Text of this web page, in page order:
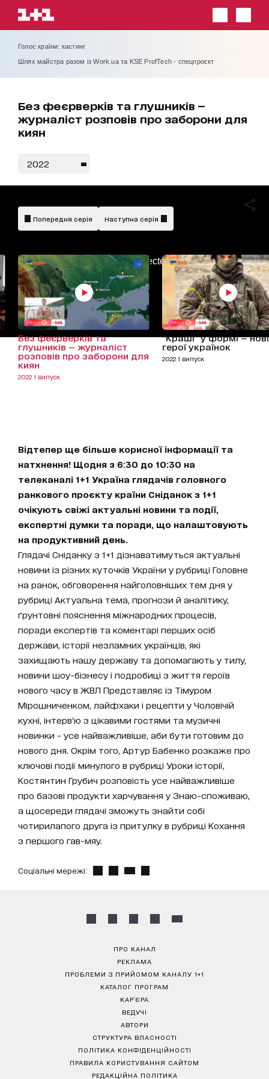
Голос країни: кастинг
Шлях майстра разом із Work.ua та KSE ProfTech - спецпроєкт
Без феєрверків та глушників —
журналіст розповів про заборони для
киян
2022
AdBlockDetected!
Попередня серія Наступна серія
Без феєрверків та
глушників — журналіст
розповів про заборони для
киян
2022 1 випуск
“Краші” у формі — нові
герої українок
2022 1 випуск
Відтепер ще більше корисної інформації та
натхнення! Щодня з 6:30 до 10:30 на
телеканалі 1+1 Україна глядачів головного
ранкового проєкту країни Сніданок з 1+1
очікують свіжі актуальні новини та події,
експертні думки та поради, що налаштовують
на продуктивний день.
Глядачі Сніданку з 1+1 дізнаватимуться актуальні
новини із різних куточків України у рубриці Головне
на ранок, обговорення найголовніших тем дня у
рубриці Актуальна тема, прогнози й аналітику,
ґрунтовні пояснення міжнародних процесів,
поради експертів та коментарі перших осіб
держави, історії незламних українців, які
захищають нашу державу та допомагають у тилу,
новини шоу-бізнесу і подробиці з життя героїв
нового часу в ЖВЛ Представляє із Тімуром
Мірошниченком, лайфхаки і рецепти у Чоловічій
кухні, інтерв’ю з цікавими гостями та музичні
новинки - усе найважливіше, аби бути готовим до
нового дня. Окрім того, Артур Бабенко розкаже про
ключові події минулого в рубриці Уроки історії,
Костянтин Грубич розповість усе найважливіше
про базові продукти харчування у Знаю-споживаю,
а щосереди глядачі зможуть знайти собі
чотирилапого друга із притулку в рубриці Кохання
з першого гав-мяу.
Соціальні мережі:
ПРО КАНАЛ
РЕКЛАМА
ПРОБЛЕМИ З ПРИЙОМОМ КАНАЛУ 1+1
КАТАЛОГ ПРОГРАМ
КАР’ЄРА
ВЕДУЧІ
АВТОРИ
СТРУКТУРА ВЛАСНОСТІ
ПОЛІТИКА КОНФІДЕНЦІЙНОСТІ
ПРАВИЛА КОРИСТУВАННЯ САЙТОМ
РЕДАКЦІЙНА ПОЛІТИКА